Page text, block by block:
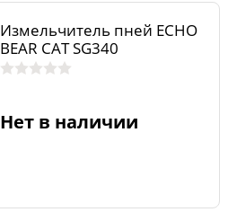
Измельчитель пней ECHO
BEAR CAT SG340
Нет в наличии